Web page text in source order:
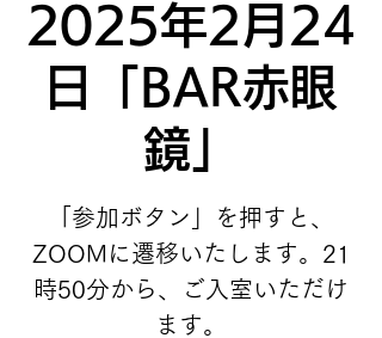
2025年2月24
日「BAR赤眼
鏡」
「参加ボタン」を押すと、
ZOOMに遷移いたします。21
時50分から、ご入室いただけ
ます。